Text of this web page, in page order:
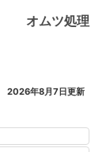
オムツ処理
2026年8月7日更新